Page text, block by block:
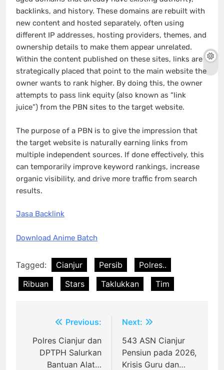
backlinks, and history. These domains are rebuilt with
new content and hosted separately, often using
different IP addresses, hosting providers, themes, and
ownership details to make them appear unrelated.
Within the content published on these sites, links are
strategically placed that point to the main website the
owner wants to rank higher. By doing this, the owner
attempts to pass link equity (also known as “link
juice”) from the PBN sites to the target website.
The purpose of a PBN is to give the impression that
the target website is naturally earning links from
multiple independent sources. If done effectively, this
can temporarily improve keyword rankings, increase
organic visibility, and drive more traffic from search
results.
Jasa Backlink
Download Anime Batch
Tagged: Cianjur Persib
Polres..
Ribuan
Stars Taklukkan Tim
navigation
Previous:
Polres Cianjur dan
DPTPH Salurkan
Bantuan Alat…
Next:
543 ASN Cianjur
Pensiun pada 2026,
Krisis Guru dan…